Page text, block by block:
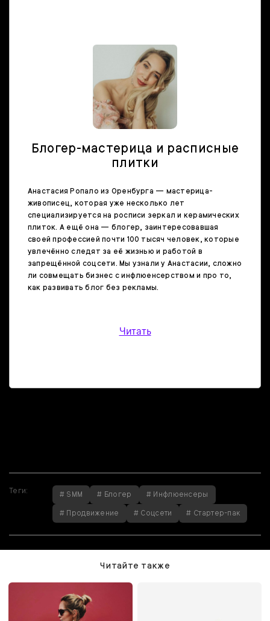
Блогер-мастерица и расписные
плитки
Анастасия Ропало из Оренбурга — мастерица-
живописец, которая уже несколько лет
специализируется на росписи зеркал и керамических
плиток. А ещё она — блогер, заинтересовавшая
своей профессией почти 100 тысяч человек, которые
увлечённо следят за её жизнью и работой в
запрещённой соцсети. Мы узнали у Анастасии, сложно
ли совмещать бизнес с инфлюенсерством и про то,
как развивать блог без рекламы.
Читать
Теги: # SMM # Блогер
# Инфлюенсеры
# Продвижение
# Соцсети # Стартер-пак
Читайте также